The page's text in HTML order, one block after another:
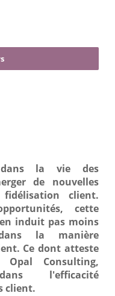
dans la vie des
de nouvelles
client.
cette
induit pas moins
la manière
Ce dont atteste
Opal Consulting,
l'efficacité
client.